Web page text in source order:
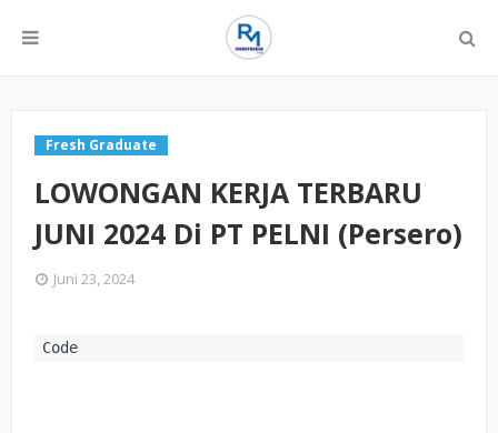
Fresh Graduate
LOWONGAN KERJA TERBARU
JUNI 2024 Di PT PELNI (Persero)
Juni 23, 2024